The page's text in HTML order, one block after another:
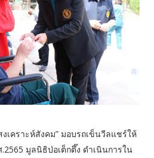
งเคราะห์สังคม” มอบรถเข็นวีลแชร์ให้
มูลนิธิป่อเต็กตึ๊ง ดำเนินการใน